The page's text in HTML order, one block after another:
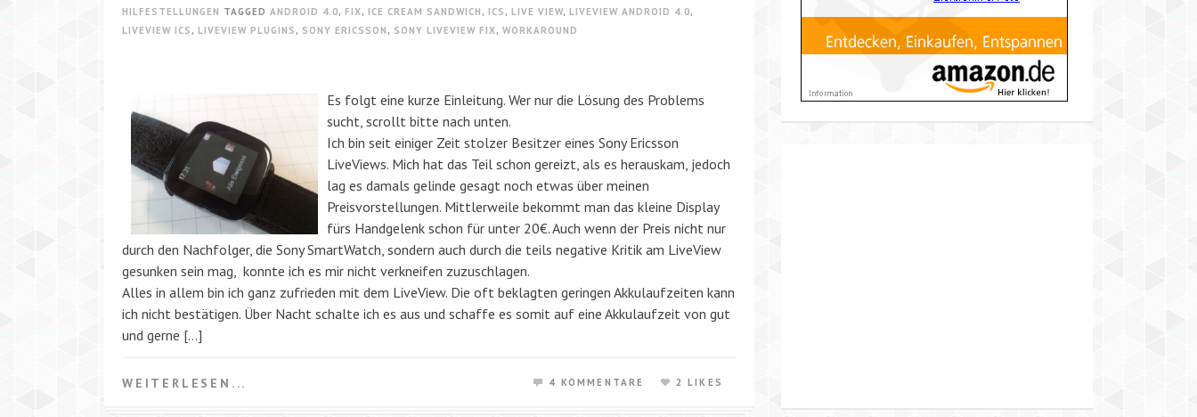
HILFESTELLUNGEN TAGGED ANDROID 4.0, FIX, ICE CREAM SANDWICH , ICS , LIVE VIEW, LIVEVIEW ANDROID 4.0,
LIVEVIEW ICS , LIVEVIEW PLUGINS , SONY ERICSSON , SONY LIVEVIEW FIX, WORKAROUND
Es folgt eine kurze Einleitung. Wer nur die Lösung des Problems
sucht, scrollt bitte nach unten.
Ich bin seit einiger Zeit stolzer Besitzer eines Sony Ericsson
LiveViews. Mich hat das Teil schon gereizt, als es herauskam, jedoch
lag es damals gelinde gesagt noch etwas über meinen
Preisvorstellungen. Mittlerweile bekommt man das kleine Display
fürs Handgelenk schon für unter 20€. Auch wenn der Preis nicht nur
durch den Nachfolger, die Sony SmartWatch, sondern auch durch die teils negative Kritik am LiveView
gesunken sein mag, konnte ich es mir nicht verkneifen zuzuschlagen.
Alles in allem bin ich ganz zufrieden mit dem LiveView. Die oft beklagten geringen Akkulaufzeiten kann
ich nicht bestätigen. Über Nacht schalte ich es aus und schaffe es somit auf eine Akkulaufzeit von gut
und gerne […]
WEITERLESEN... 4 KOMMENTARE 2 LIKES